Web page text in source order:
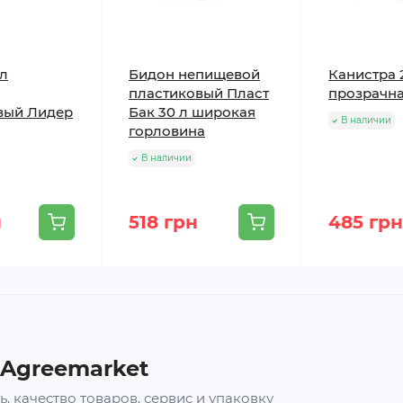
Лидер
Бидон непищевой
пластиковый Пласт
Бак 30 л широкая
горловина
В наличии
518 грн
Канистра
В наличии
485 грн
качество товаров, сервис и упаковку